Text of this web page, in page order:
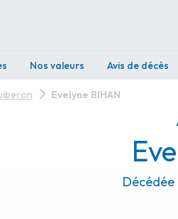
Nos valeurs Avis de décès
Evelyne BIHAN